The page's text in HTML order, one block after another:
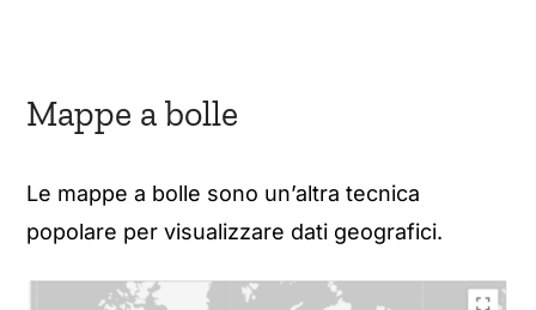
Mappe a bolle
Le mappe a bolle sono un’altra tecnica
popolare per visualizzare dati geografici.